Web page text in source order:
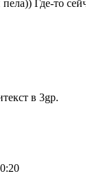
Где-то
в 3gp.